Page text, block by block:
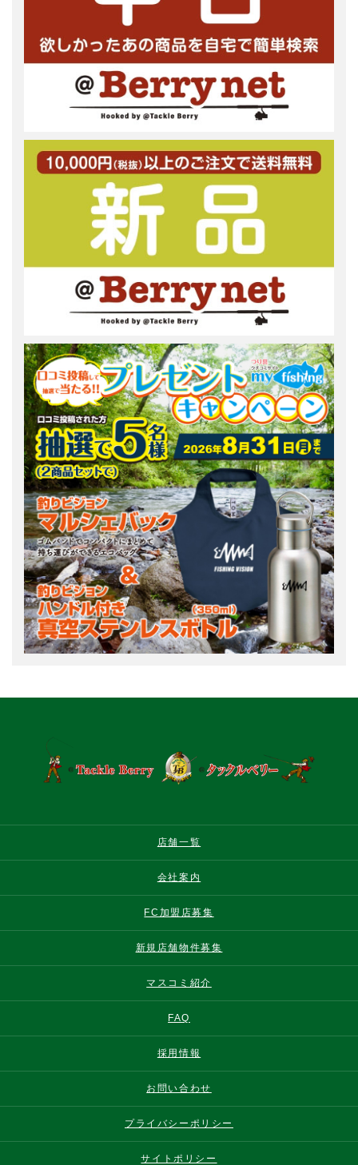
店舗一覧
会社案内
FC加盟店募集
新規店舗物件募集
マスコミ紹介
FAQ
採用情報
お問い合わせ
プライバシーポリシー
サイトポリシー